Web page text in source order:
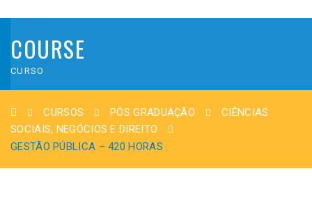
COURSE
CURSO
CURSOS PÓS GRADUAÇÃO
CIÊNCIAS
SOCIAIS, NEGÓCIOS E DIREITO
GESTÃO PÚBLICA – 420 HORAS